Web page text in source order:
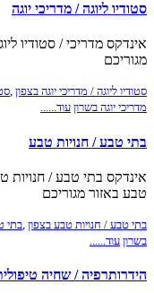
סטודיו ליוגה / מדריכי יוגה
אינדקס מדריכי / סטודיו
מגוריכם
סטודיו ליוגה / מדריכי יוגה בצפון ,
מדריכי יוגה בשרון עוד......
בתי טבע / חנויות טבע
אינדקס בתי טבע / חנויות
טבע באזור מגוריכם
בתי טבע / חנויות טבע בצפון בתי
בשרון עוד......
הידרותרפיה / שחיה